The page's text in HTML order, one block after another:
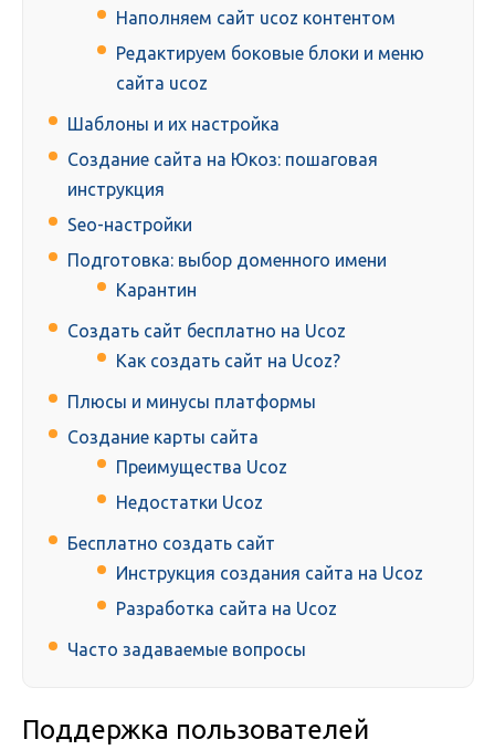
Наполняем сайт ucoz контентом
Редактируем боковые блоки и меню
сайта ucoz
Шаблоны и их настройка
Создание сайта на Юкоз: пошаговая
инструкция
Seo-настройки
Подготовка: выбор доменного имени
Карантин
Создать сайт бесплатно на Ucoz
Как создать сайт на Ucoz?
Плюсы и минусы платформы
Создание карты сайта
Преимущества Ucoz
Недостатки Ucoz
Бесплатно создать сайт
Инструкция создания сайта на Ucoz
Разработка сайта на Ucoz
Часто задаваемые вопросы
Поддержка пользователей